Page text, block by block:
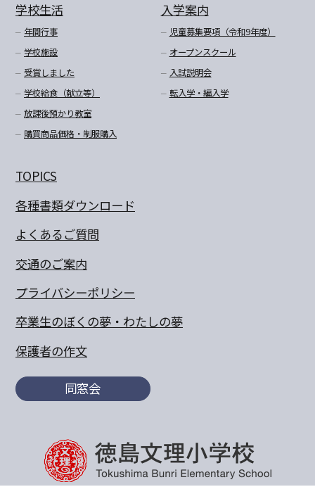
学校生活
年間行事
学校施設
受賞しました
学校給食（献立等）
放課後預かり教室
購買商品価格・制服購入
入学案内
児童募集要項（令和9年度）
オープンスクール
入試説明会
転入学・編入学
TOPICS
各種書類ダウンロード
よくあるご質問
交通のご案内
プライバシーポリシー
卒業生のぼくの夢・わたしの夢
保護者の作文
同窓会